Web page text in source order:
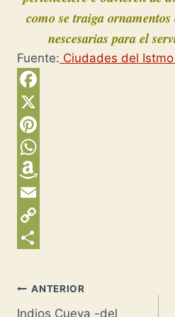
como se traiga ornamentos
nescesarias para el
Fuente: Ciudades del
F
a
c
e
b
o
o
X
P
n
t
e
s
W
h
a
p
A
m
a
n
E
m
l
C
ym
Navegación
ANTERIOR
Indios Cueva -del